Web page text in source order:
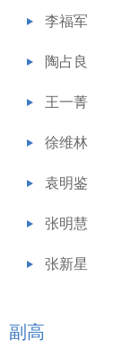
李福军
陶占良
王一菁
徐维林
袁明鉴
张明慧
张新星
副高